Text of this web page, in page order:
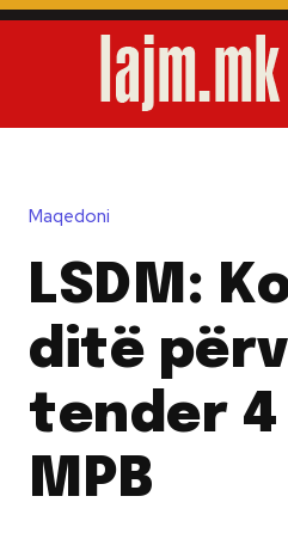
Maqedoni
LSDM:
ditë
tender 4
MPB